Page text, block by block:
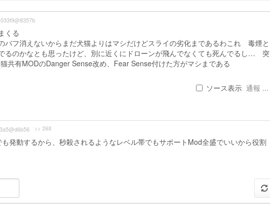
033f9@8357b
くる
バフ消えないからまだ犬猫よりはマシだけどスライの劣化まであるわこれ 毒煙と
るのかなとも思ったけど、別に近くにドローンが飛んでなくても死んでるし… 突
共有MODのDanger Sense改め、Fear Sense付けた方がマシまである
ソース表示 通報 ...
>> 268
発動するから、秒殺されるようなレベル帯でもサポートMod全盛でいいから役割